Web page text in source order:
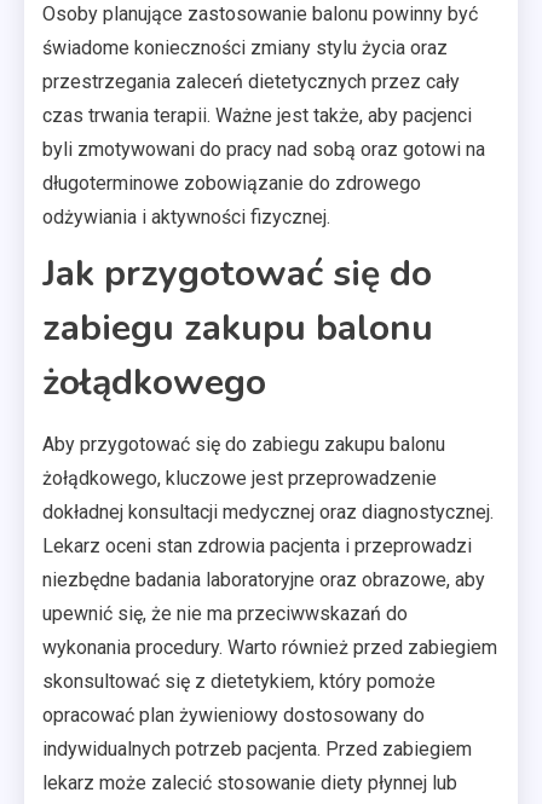
Osoby planujące zastosowanie balonu powinny być
świadome konieczności zmiany stylu życia oraz
przestrzegania zaleceń dietetycznych przez cały
czas trwania terapii. Ważne jest także, aby pacjenci
byli zmotywowani do pracy nad sobą oraz gotowi na
długoterminowe zobowiązanie do zdrowego
odżywiania i aktywności fizycznej.
Jak przygotować się do
zabiegu zakupu balonu
żołądkowego
Aby przygotować się do zabiegu zakupu balonu
żołądkowego, kluczowe jest przeprowadzenie
dokładnej konsultacji medycznej oraz diagnostycznej.
Lekarz oceni stan zdrowia pacjenta i przeprowadzi
niezbędne badania laboratoryjne oraz obrazowe, aby
upewnić się, że nie ma przeciwwskazań do
wykonania procedury. Warto również przed zabiegiem
skonsultować się z dietetykiem, który pomoże
opracować plan żywieniowy dostosowany do
indywidualnych potrzeb pacjenta. Przed zabiegiem
lekarz może zalecić stosowanie diety płynnej lub